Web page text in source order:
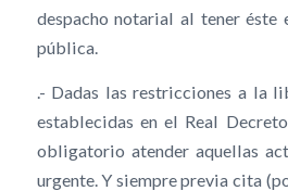
despacho notarial al tener éste
pública.
.- Dadas las restricciones a la
establecidas en el Real
obligatorio atender aquellas
urgente. Y siempre previa cita